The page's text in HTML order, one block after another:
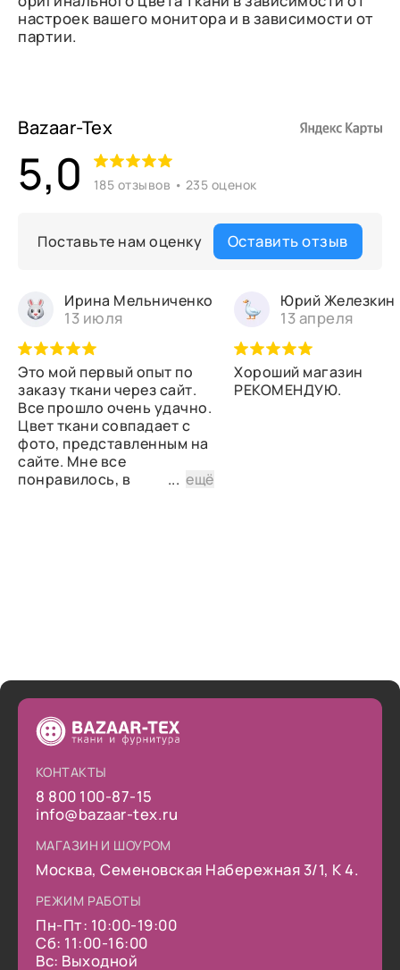
настроек вашего монитора и в зависимости от
партии.
Bazaar-Tex
5,0 185 отзывов • 235 оценок
Поставьте нам оценку Оставить отзыв
Ирина Мельниченко
13 июля
Это мой первый опыт по
заказу ткани через сайт.
Все прошло очень удачно.
Цвет ткани совпадает с
фото, представленным на
сайте. Мне все
понравилось, в
...ещё
Юрий Железкин
13 апреля
Хороший магазин
РЕКОМЕНДУЮ.
КОНТАКТЫ
8 800 100-87-15
info@bazaar-tex.ru
МАГАЗИН И ШОУРОМ
Москва, Семеновская Набережная 3/1, К 4.
РЕЖИМ РАБОТЫ
Пн-Пт: 10:00-19:00
Сб: 11:00-16:00
Вс: Выходной